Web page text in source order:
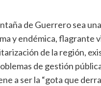
de Guerrero sea una
y endémica, flagrante
de la región,
de gestión
a ser la “gota que